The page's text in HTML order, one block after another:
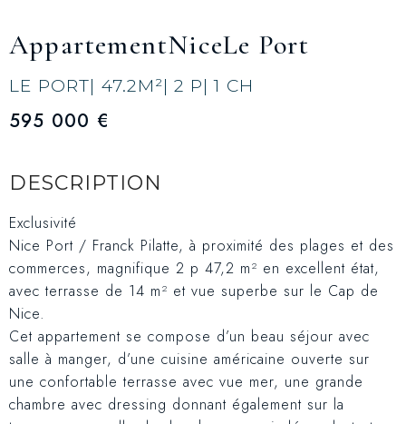
AppartementNiceLe Port
LE PORT| 47.2M²| 2 P| 1 CH
595 000 €
DESCRIPTION
Exclusivité
Nice Port / Franck Pilatte, à proximité des plages et des
commerces, magnifique 2 p 47,2 m² en excellent état,
avec terrasse de 14 m² et vue superbe sur le Cap de
Nice.
Cet appartement se compose d’un beau séjour avec
salle à manger, d’une cuisine américaine ouverte sur
une confortable terrasse avec vue mer, une grande
chambre avec dressing donnant également sur la